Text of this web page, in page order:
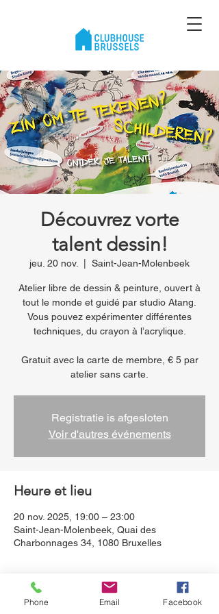
Découvrez vorte
talent dessin!
jeu. 20 nov. Saint-Jean-Molenbeek
Atelier libre de dessin & peinture, ouvert à
tout le monde et guidé par studio Atang.
Vous pouvez expérimenter différentes
techniques, du crayon à l’acrylique.
Gratuit avec la carte de membre, € 5 par
atelier sans carte.
Registratie is afgesloten
Voir d'autres événements
Heure et lieu
20 nov. 2025, 19:00 – 23:00
Saint-Jean-Molenbeek, Quai des
Charbonnages 34, 1080 Bruxelles
À propos de l'événement
Phone Email Facebook